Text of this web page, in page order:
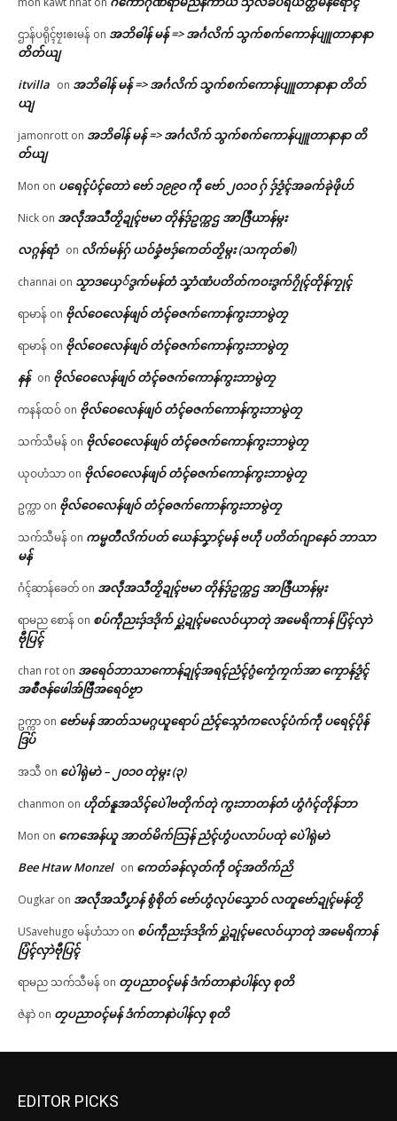
ဌာန်ပရိုၚ်ဗၠးၜးမန် on အဘိဓါန် မန် => အၚ်္ဂလိက် သွက်စက်ကောန်ပျူတာနာနာ
တိတ်ယျ
itvilla on အဘိဓါန် မန် => အၚ်္ဂလိက် သွက်စက်ကောန်ပျူတာနာနာ တိတ်
ယျ
jamonrott on အဘိဓါန် မန် => အၚ်္ဂလိက် သွက်စက်ကောန်ပျူတာနာနာ တိ
တ်ယျ
Mon on ပရေၚ်ပံၚ်တောဲ ဗော် ၁၉၉၀ ကဵု ဗော် ၂၀၁၀ ဂှ် ဒှ်ဒၟံၚ်အခက်ခုဲဖိုဟ်
Nick on အလဵုအသဳတၟိဍုၚ်ဗမာ တိုန်ဒှ်ဥက္ကဌ အာဇြဳယာန်မ္ဂး
လဂ္ဂန်ရာံ on လိက်မန်ဂှ် ယဝ်ခၞံဗဒှ်ကေတ်တၟိမ္ဂး (သကုတ်ၜါ)
channai on သၟာဒယှေ်ဒွက်မန်တံ သၞာံဏံပတိတ်ကဝးဒွက်ဂၠိုၚ်တိုန်ကၠုၚ်
ရာမာန် on ဗိုလ်ဝေလေန်ဖျဝ် တံၚ်ဓဇက်ကောန်ကွးဘာမွဲတၠ
ရာမာန် on ဗိုလ်ဝေလေန်ဖျဝ် တံၚ်ဓဇက်ကောန်ကွးဘာမွဲတၠ
နန် on ဗိုလ်ဝေလေန်ဖျဝ် တံၚ်ဓဇက်ကောန်ကွးဘာမွဲတၠ
ကနန်ထဝ် on ဗိုလ်ဝေလေန်ဖျဝ် တံၚ်ဓဇက်ကောန်ကွးဘာမွဲတၠ
သက်သီမန် on ဗိုလ်ဝေလေန်ဖျဝ် တံၚ်ဓဇက်ကောန်ကွးဘာမွဲတၠ
ယုဝဟံသာ on ဗိုလ်ဝေလေန်ဖျဝ် တံၚ်ဓဇက်ကောန်ကွးဘာမွဲတၠ
ဥက္ကာ on ဗိုလ်ဝေလေန်ဖျဝ် တံၚ်ဓဇက်ကောန်ကွးဘာမွဲတၠ
သက်သီမန် on ကမ္မတဳလိက်ပတ် ယေန်သၞာၚ်မန် ဗဟဵု ပတိတ်ဂျာနေဝ် ဘာသာ
မန်
ဂံၚ်ဆာန်ခေတ် on အလဵုအသဳတၟိဍုၚ်ဗမာ တိုန်ဒှ်ဥက္ကဌ အာဇြဳယာန်မ္ဂး
ရာမည စောန် on စပ်ကဵုညးဒှ်ဒဒိုက် ပ္ဋဲဍုၚ်မလေဝ်ယှာတုဲ အမေရိကာန် ပြံၚ်လှာဲ
ဗီုပြၚ်
chan rot on အရေဝ်ဘာသာကောန်ဍုၚ်အရၚ်ညံၚ်ဂွံကၠေံကၠက်အာ ကၠောန်ဒၟံၚ်
အစဳဇန်ဖေါအ်ဗြဳအရေဝ်ဗၟာ
ဥက္ကာ on ဗော်မန် အာတ်သမဂ္ဂယူရောပ် ညံၚ်သ္ဂောံကလေၚ်ပံက်ကဵု ပရေၚ်ပိုန်
ဒြပ်
အသီ on ပေဲါရုဲမာဲ – ၂၀၁၀ တုဲမ္ဂး (၃)
chanmon on ဟိုတ်နူအသိၚ်ပေဲါဗတိုက်တုဲ ကွးဘာတန်တံ ဟွံဂံၚ်တိုန်ဘာ
Mon on ကေအေန်ယူ အာတ်မိက်သြန် ညံၚ်ဟွံပလာပ်ပထုဲ ပေဲါရုဲမာဲ
Bee Htaw Monzel on ကေတ်ခန်လ္ၚတ်ကဵု ၀ၚ်အတိက်ညိ
Ougkar on အလဵုအသဳပၞာန် စွံစိုတ် ဗော်ဟွံလုပ်သၞောဝ် လတူဗော်ဍုၚ်မန်တၟိ
USavehugo မန်ဟံသာ on စပ်ကဵုညးဒှ်ဒဒိုက် ပ္ဋဲဍုၚ်မလေဝ်ယှာတုဲ အမေရိကာန်
ပြံၚ်လှာဲဗီုပြၚ်
ရာမည သက်သီမန် on တၠပညာဝၚ်မန် ဒံက်တာနာဲပါန်လှ စုတိ
ဇဲနာဲ on တၠပညာဝၚ်မန် ဒံက်တာနာဲပါန်လှ စုတိ
EDITOR PICKS